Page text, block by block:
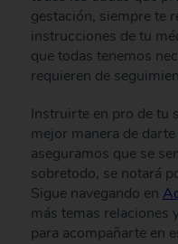
gestación, siempre te
instrucciones de tu
que todas tenemos
requieren de
Instruirte en pro de tu
mejor manera de
aseguramos que se
sobretodo, se notará
Sigue navegando en
más temas relaciones
para acompañarte en